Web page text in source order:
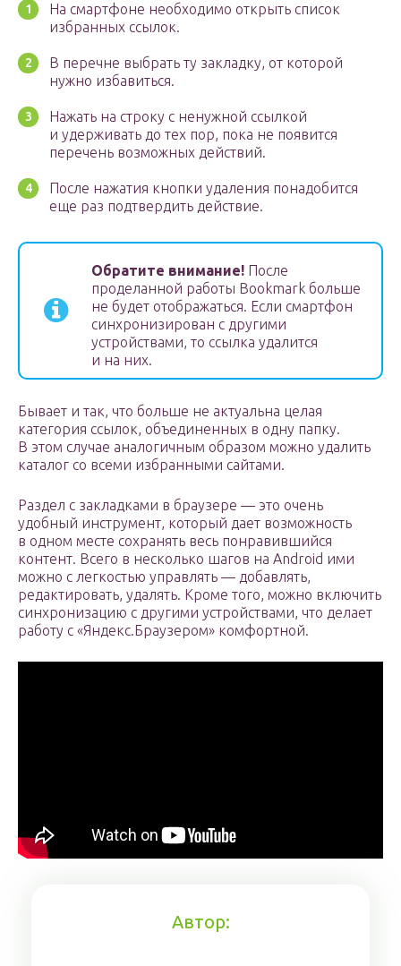
На смартфоне необходимо открыть список
избранных ссылок.
В перечне выбрать ту закладку, от которой
нужно избавиться.
Нажать на строку с ненужной ссылкой
и удерживать до тех пор, пока не появится
перечень возможных действий.
После нажатия кнопки удаления понадобится
еще раз подтвердить действие.
Обратите внимание! После
проделанной работы Bookmark больше
не будет отображаться. Если смартфон
синхронизирован с другими
устройствами, то ссылка удалится
и на них.
Бывает и так, что больше не актуальна целая
категория ссылок, объединенных в одну папку.
В этом случае аналогичным образом можно удалить
каталог со всеми избранными сайтами.
Раздел с закладками в браузере — это очень
удобный инструмент, который дает возможность
в одном месте сохранять весь понравившийся
контент. Всего в несколько шагов на Android ими
можно с легкостью управлять — добавлять,
редактировать, удалять. Кроме того, можно включить
синхронизацию с другими устройствами, что делает
работу с «Яндекс.Браузером» комфортной.
Автор: